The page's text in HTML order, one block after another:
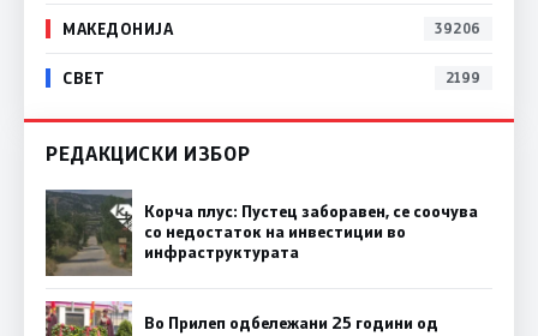
МАКЕДОНИЈА 39206
СВЕТ 2199
РЕДАКЦИСКИ ИЗБОР
Корча плус: Пустец заборавен, се соочува
со недостаток на инвестиции во
инфраструктурата
Во Прилеп одбележани 25 години од